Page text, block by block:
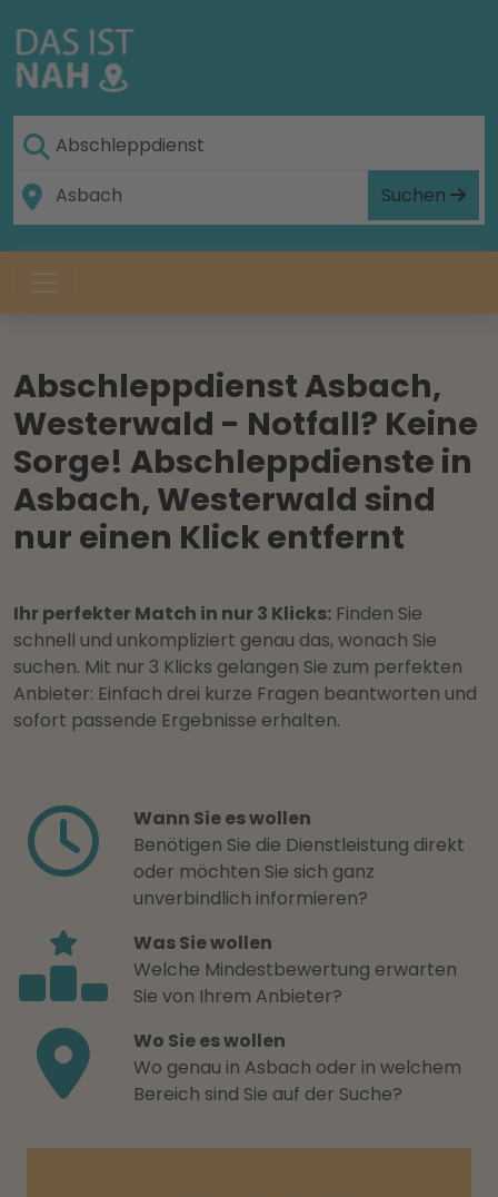
Suchen
Abschleppdienst Asbach,
Westerwald - Notfall? Keine
Sorge! Abschleppdienste in
Asbach, Westerwald sind
nur einen Klick entfernt
Ihr perfekter Match in nur 3 Klicks: Finden Sie
schnell und unkompliziert genau das, wonach Sie
suchen. Mit nur 3 Klicks gelangen Sie zum perfekten
Anbieter: Einfach drei kurze Fragen beantworten und
sofort passende Ergebnisse erhalten.
Wann Sie es wollen
Benötigen Sie die Dienstleistung direkt
oder möchten Sie sich ganz
unverbindlich informieren?
Was Sie wollen
Welche Mindestbewertung erwarten
Sie von Ihrem Anbieter?
Wo Sie es wollen
Wo genau in Asbach oder in welchem
Bereich sind Sie auf der Suche?